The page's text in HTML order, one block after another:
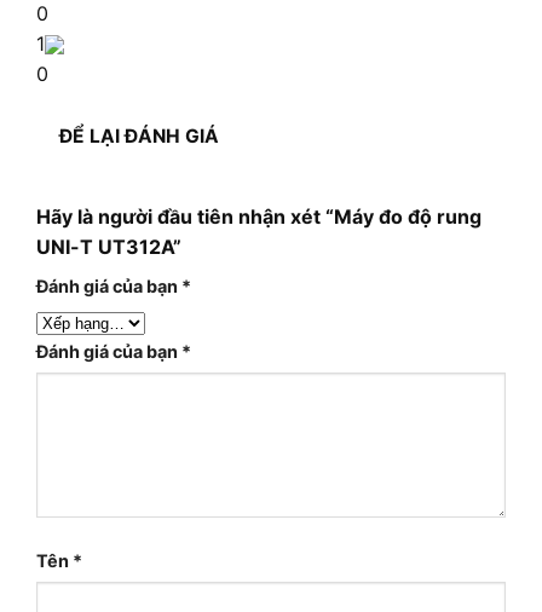
0
1
0
ĐỂ LẠI ĐÁNH GIÁ
Hãy là người đầu tiên nhận xét “Máy đo độ rung
UNI-T UT312A”
Đánh giá của bạn *
Đánh giá của bạn *
Tên *